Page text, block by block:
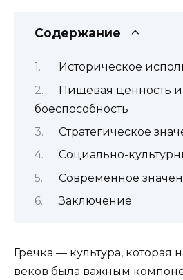
Содержание
Историческое
Пищевая ценность и
боеспособность
Стратегическое
Социально-
Современное
Заключение
Гречка — культура, которая
веков была важным